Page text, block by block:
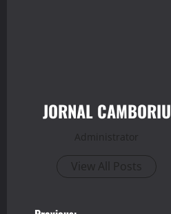
JORNAL CAMBORIU
Administrator
View All Posts